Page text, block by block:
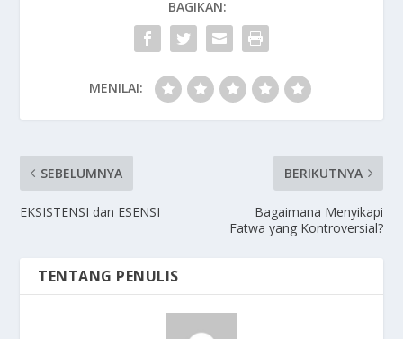
BAGIKAN:
MENILAI:
SEBELUMNYA
EKSISTENSI dan ESENSI
BERIKUTNYA
Bagaimana Menyikapi
Fatwa yang Kontroversial?
TENTANG PENULIS